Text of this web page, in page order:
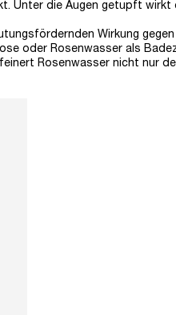
Unter die Augen getupft wirkt
Wirkung
oder Rosenwasser als
Rosenwasser nicht nur